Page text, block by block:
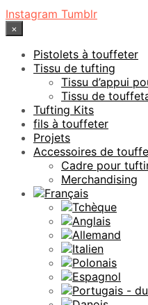
Instagram Tumblr
×
Pistolets à touffeter
Tissu de tufting
Tissu d’appui
Tissu de
Tufting Kits
fils à touffeter
Projets
Accessoires de
Cadre pour
Merchandising